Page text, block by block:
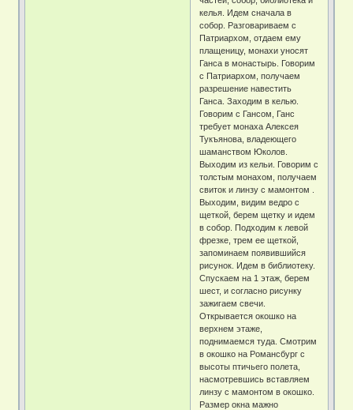
келья. Идем сначала в
собор. Разговариваем с
Патриархом, отдаем ему
плащеницу, монахи уносят
Ганса в монастырь. Говорим
с Патриархом, получаем
разрешение навестить
Ганса. Заходим в келью.
Говорим с Гансом, Ганс
требует монаха Алексея
Тукъянова, владеющего
шаманством Юколов.
Выходим из кельи. Говорим с
толстым монахом, получаем
свиток и линзу с мамонтом .
Выходим, видим ведро с
щеткой, берем щетку и идем
в собор. Подходим к левой
фрезке, трем ее щеткой,
запоминаем появившийся
рисунок. Идем в библиотеку.
Спускаем на 1 этаж, берем
шест, и согласно рисунку
зажигаем свечи.
Открывается окошко на
верхнем этаже,
поднимаемся туда. Смотрим
в окошко на Романсбург с
высоты птичьего полета,
насмотревшись вставляем
линзу с мамонтом в окошко.
Размер окна мажно